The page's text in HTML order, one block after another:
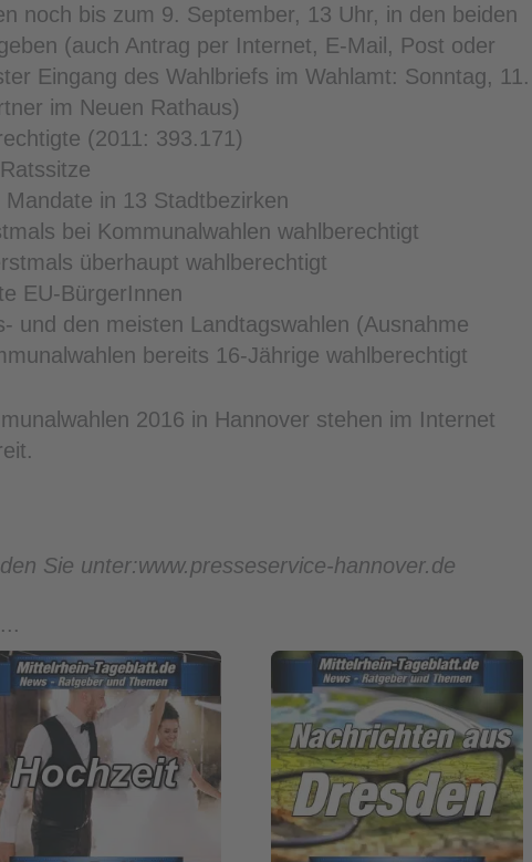
noch bis zum 9. September, 13 Uhr, in den beiden
(auch Antrag per Internet, E-Mail, Post oder
Eingang des Wahlbriefs im Wahlamt: Sonntag, 11.
im Neuen Rathaus)
(2011: 393.171)
in 13 Stadtbezirken
bei Kommunalwahlen wahlberechtigt
überhaupt wahlberechtigt
EU-BürgerInnen
und den meisten Landtagswahlen (Ausnahme
bereits 16-Jährige wahlberechtigt
2016 in Hannover stehen im Internet
Sie unter:www.presseservice-hannover.de